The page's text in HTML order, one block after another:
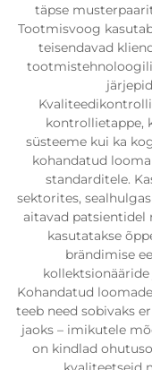
täpse
Tootmisvoog
teisendavad
kontrollietappe,
süsteeme kui ka
kohandatud
standarditele.
sektorites,
aitavad patsientidel
kasutatakse
brändimise
Kohandatud
teeb need sobivaks
jaoks – imikutele
on kindlad